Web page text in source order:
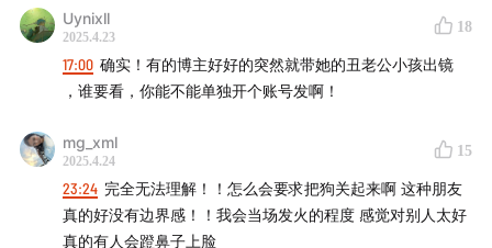
Uynixll
2025.4.23
18
17:00 确实！有的博主好好的突然就带她的丑老公小孩出镜
，谁要看，你能不能单独开个账号发啊！
mg_xml
2025.4.24
15
23:24 完全无法理解！！怎么会要求把狗关起来啊 这种朋友
真的好没有边界感！！我会当场发火的程度 感觉对别人太好
真的有人会蹬鼻子上脸